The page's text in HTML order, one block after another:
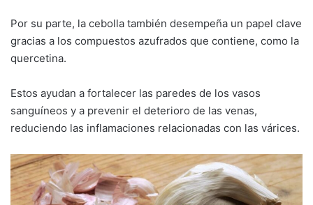
Por su parte, la cebolla también desempeña un papel clave
gracias a los compuestos azufrados que contiene, como la
quercetina.
Estos ayudan a fortalecer las paredes de los vasos
sanguíneos y a prevenir el deterioro de las venas,
reduciendo las inflamaciones relacionadas con las várices.